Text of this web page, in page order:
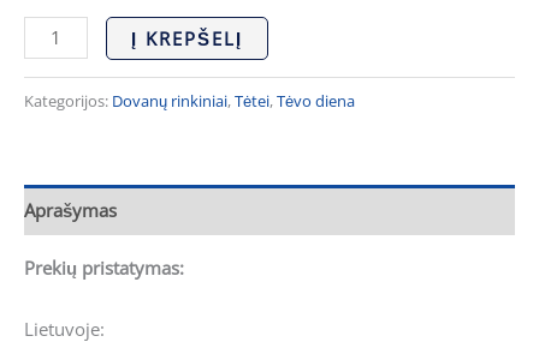
Į KREPŠELĮ
Kategorijos: Dovanų rinkiniai,Tėtei,Tėvo diena
Aprašymas
Prekių pristatymas:
Lietuvoje: